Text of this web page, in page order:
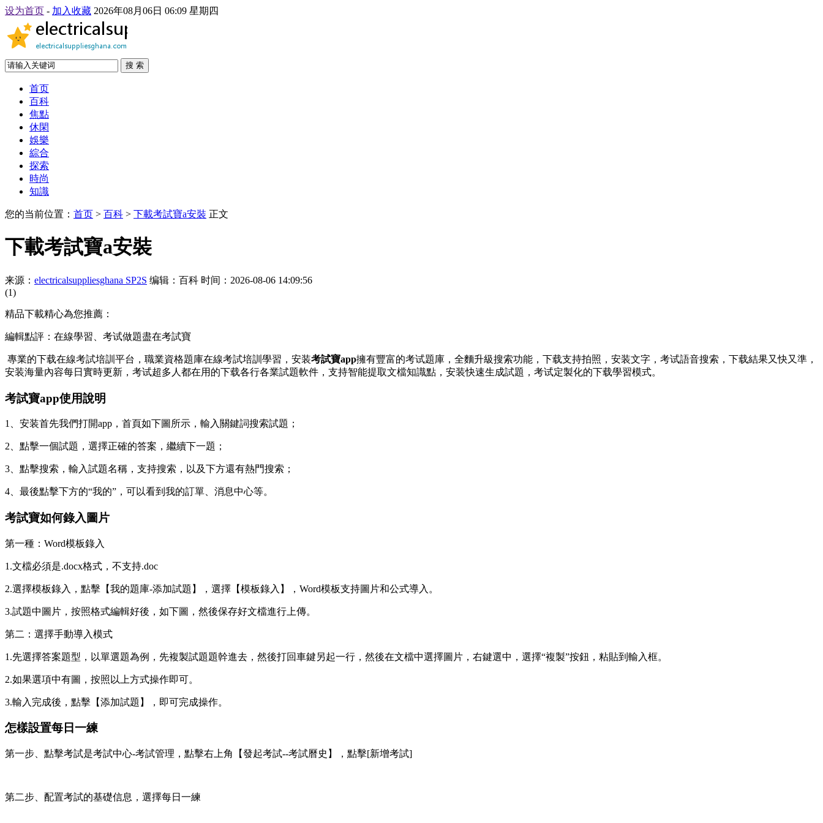
设为首页 - 加入收藏 2026年08月06日 06:09 星期四
搜 索
首页
百科
焦點
休閑
娛樂
綜合
探索
時尚
知識
您的当前位置： 首页 > 百科 > 下載考試寶a安裝 正文
下載考試寶a安裝
来源： electricalsuppliesghana SP2S 编辑：百科 时间：2026-08-06 14:09:56
(1)
精品下載精心為您推薦：
編輯點評：在線學習、考试做題盡在考試寶
專業的下载在線考試培訓平台，職業資格題庫在線考試培訓學習，安装考試寶app擁有豐富的考试題庫，全麵升級搜索功能，下载支持拍照，安装文字，考试語音搜索，下载結果又快又準，
安装海量內容每日實時更新，考试超多人都在用的下载各行各業試題軟件，支持智能提取文檔知識點，安装快速生成試題，考试定製化的下载學習模式。
考試寶app使用說明
1、安装首先我們打開app，首頁如下圖所示，輸入關鍵詞搜索試題；
2、點擊一個試題，選擇正確的答案，繼續下一題；
3、點擊搜索，輸入試題名稱，支持搜索，以及下方還有熱門搜索；
4、最後點擊下方的“我的”，可以看到我的訂單、消息中心等。
考試寶如何錄入圖片
第一種：Word模板錄入
1.文檔必須是.docx格式，不支持.doc
2.選擇模板錄入，點擊【我的題庫-添加試題】，選擇【模板錄入】，Word模板支持圖片和公式導入。
3.試題中圖片，按照格式編輯好後，如下圖，然後保存好文檔進行上傳。
第二：選擇手動導入模式
1.先選擇答案題型，以單選題為例，先複製試題題幹進去，然後打回車鍵另起一行，然後在文檔中選擇圖片，右鍵選中，選擇“複製”按鈕，粘貼到輸入框。
2.如果選項中有圖，按照以上方式操作即可。
3.輸入完成後，點擊【添加試題】，即可完成操作。
怎樣設置每日一練
第一步、點擊考試是考試中心-考試管理，點擊右上角【發起考試--考試曆史】，點擊[新增考試]
第二步、配置考試的基礎信息，選擇每日一練